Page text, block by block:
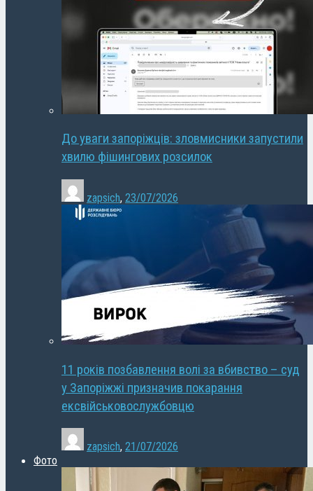
До уваги запоріжців: зловмисники запустили
хвилю фішингових розсилок
zapsich, 23/07/2026
11 років позбавлення волі за вбивство – суд
у Запоріжжі призначив покарання
ексвійськовослужбовцю
zapsich, 21/07/2026
Фото